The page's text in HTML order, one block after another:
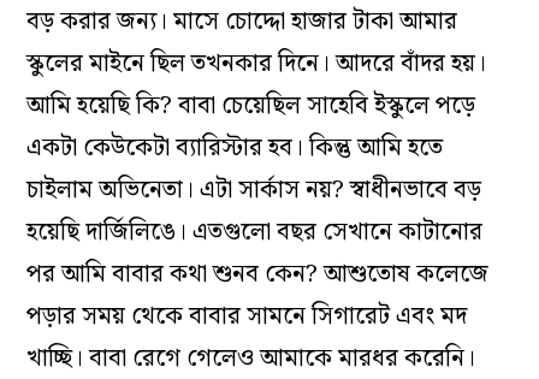
বড় করার জন্য। মাসে চোদ্দো হাজার টাকা আমার
স্কুলের মাইনে ছিল তখনকার দিনে। আদরে বাঁদর হয়।
আমি হয়েছি কি? বাবা চেয়েছিল সাহেবি ইস্কুলে পড়ে
একটা কেউকেটা ব্যারিস্টার হব। কিন্তু আমি হতে
চাইলাম অভিনেতা। এটা সার্কাস নয়? স্বাধীনভাবে বড়
হয়েছি দার্জিলিঙে। এতগুলো বছর সেখানে কাটানোর
পর আমি বাবার কথা শুনব কেন? আশুতোষ কলেজে
পড়ার সময় থেকে বাবার সামনে সিগারেট এবং মদ
খাচ্ছি। বাবা রেগে গেলেও আমাকে মারধর করেনি।